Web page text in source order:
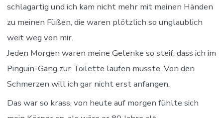
schlagartig und ich kam nicht mehr mit meinen Händen
zu meinen Füßen, die waren plötzlich so unglaublich
weit weg von mir.
Jeden Morgen waren meine Gelenke so steif, dass ich im
Pinguin-Gang zur Toilette laufen musste. Von den
Schmerzen will ich gar nicht erst anfangen.
Das war so krass, von heute auf morgen fühlte sich